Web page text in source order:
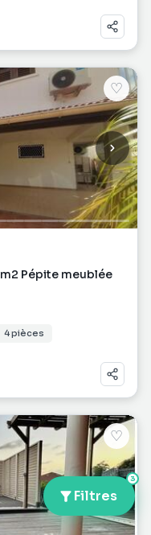
Filtres
3
♡
Pépite meublée
4 pièces
♡